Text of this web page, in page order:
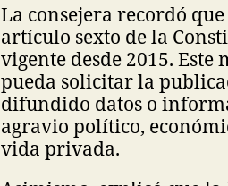
La consejera recordó
artículo sexto de la
vigente desde 2015.
pueda solicitar la
difundido datos o
agravio político,
vida privada.